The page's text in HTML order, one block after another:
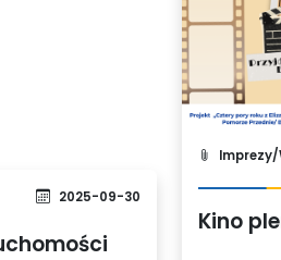
2025-09-30
Kino